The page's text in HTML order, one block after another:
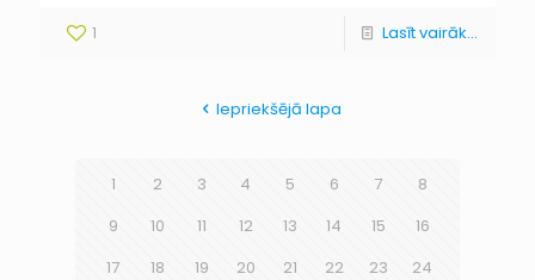
1 Lasīt vairāk...
Iepriekšējā lapa
1 2 3 4 5 6 7
8
9
10 11 12 13 14 15
16
17
18 19 20 21 22 23
24